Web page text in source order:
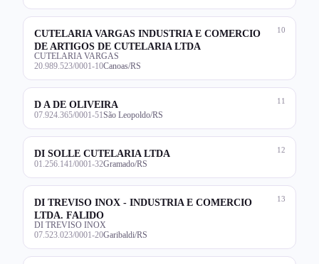
10
CUTELARIA VARGAS INDUSTRIA E COMERCIO
DE ARTIGOS DE CUTELARIA LTDA
CUTELARIA VARGAS
20.989.523/0001-10Canoas/RS
11
D A DE OLIVEIRA
07.924.365/0001-51 São Leopoldo/RS
12
DI SOLLE CUTELARIA LTDA
01.256.141/0001-32Gramado/RS
13
DI TREVISO INOX - INDUSTRIA E COMERCIO
LTDA. FALIDO
DI TREVISO INOX
07.523.023/0001-20Garibaldi/RS